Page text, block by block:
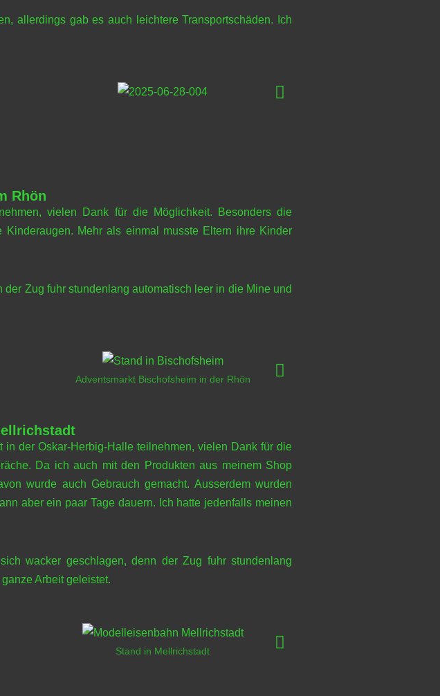
allerdings gab es auch leichtere Transportschäden. Ich
Rhön
vielen Dank für die Möglichkeit. Besonders die
Mehr als einmal musste Eltern ihre Kinder
Zug fuhr stundenlang automatisch leer in die Mine und
Adventsmarkt Bischofsheim in der Rhön
der Oskar-Herbig-Halle teilnehmen, vielen Dank für die
Da ich auch mit den Produkten aus meinem Shop
wurde auch Gebrauch gemacht. Ausserdem wurden
aber ein paar Tage dauern. Ich hatte jedenfalls meinen
wacker geschlagen, denn der Zug fuhr stundenlang
Arbeit geleistet.
Stand in Mellrichstadt